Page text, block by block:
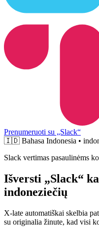
Prenumeruoti su „Slack“
🇮🇩 Bahasa Indonesia •
Slack vertimas pasaulinėms
Išversti „Slack“
indoneziečių
X-late automatiškai skelbia
su originalia žinute, kad visi